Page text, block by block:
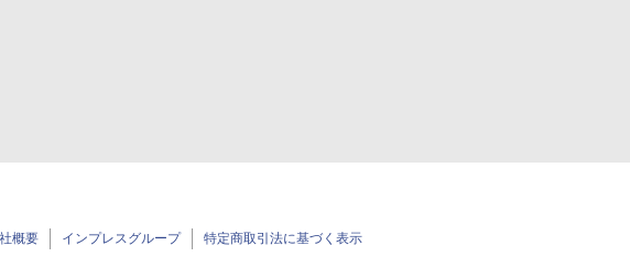
概要 インプレスグループ 特定商取引法に基づく表示